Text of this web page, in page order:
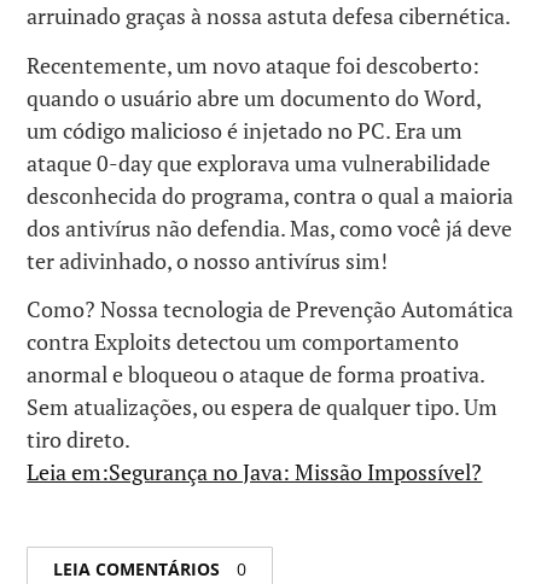
arruinado graças à nossa astuta defesa cibernética.
Recentemente, um novo ataque foi descoberto:
quando o usuário abre um documento do Word,
um código malicioso é injetado no PC. Era um
ataque 0-day que explorava uma vulnerabilidade
desconhecida do programa, contra o qual a maioria
dos antivírus não defendia. Mas, como você já deve
ter adivinhado, o nosso antivírus sim!
Como? Nossa tecnologia de Prevenção Automática
contra Exploits detectou um comportamento
anormal e bloqueou o ataque de forma proativa.
Sem atualizações, ou espera de qualquer tipo. Um
tiro direto.
Leia em:Segurança no Java: Missão Impossível?
LEIA COMENTÁRIOS 0